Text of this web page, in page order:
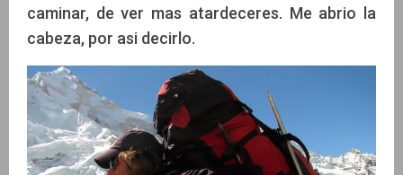
caminar, de ver mas atardeceres. Me abrio la
cabeza, por asi decirlo.